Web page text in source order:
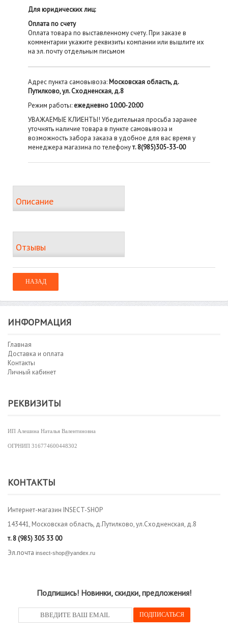
Для юридических лиц:
Оплата по счету
Оплата товара по выставленному счету. При заказе в
комментарии укажите реквизиты компании или вышлите их
на эл. почту отдельным письмом
Адрес пункта самовывоза: Московская область, д.
Путилково, ул. Сходненская, д.8
Режим работы: ежедневно 10:00-20:00
УВАЖАЕМЫЕ КЛИЕНТЫ! Убедительная просьба заранее
уточнять наличие товара в пункте самовывоза и
возможность забора заказа в удобное для вас время у
менеджера магазина по телефонут. 8(985)305-33-00
Описание
Отзывы
ИНФОРМАЦИЯ
Главная
Доставка и оплата
Контакты
Личный кабинет
РЕКВИЗИТЫ
ИП Алешина Наталья Валентиновна
ОГРНИП 316774600448302
КОНТАКТЫ
Интернет-магазин INSECT-SHOP
143441, Московская область, д.Путилково, ул.Сходненская, д.8
т.8 (985) 305 33 00
Эл.почта insect-shop@yandex.ru
Подпишись! Новинки, скидки, предложения!